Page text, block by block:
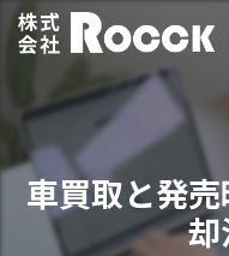
車買取と発